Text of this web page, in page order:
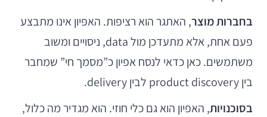
בחברות מוצר, האתגר הוא רציפות. האפיון אינו מתבצע
פעם אחת, אלא מתעדכן מול data, ניסויים ומשוב
משתמשים. כאן כדאי לנסח אפיון כ”מסמך חי” שמחבר
בין product discovery לבין delivery.
בסוכנויות, האפיון הוא גם כלי חוזי. הוא מגדיר מה כלול,